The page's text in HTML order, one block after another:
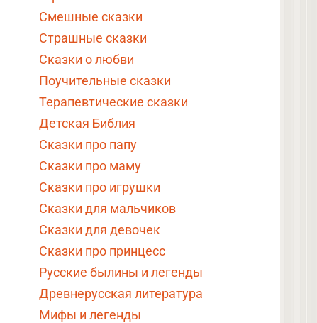
Смешные сказки
Страшные сказки
Сказки о любви
Поучительные сказки
Терапевтические сказки
Детская Библия
Сказки про папу
Сказки про маму
Сказки про игрушки
Сказки для мальчиков
Сказки для девочек
Сказки про принцесс
Русские былины и легенды
Древнерусская литература
Мифы и легенды